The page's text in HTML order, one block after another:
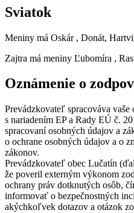
Sviatok
Meniny má Oskár , Donát,
Zajtra má meniny Ľubomíra ,
Oznámenie o
Prevádzkovateľ spracováva vaše
s nariadením EP a Rady EÚ č.
spracovaní osobných údajov a
o ochrane osobných údajov a o
zákonov.
Prevádzkovateľ obec Lučatín
že poveril externým výkonom
ochrany práv dotknutých osôb,
informovať o bezpečnostných
akýchkoľvek dotazov a otázok